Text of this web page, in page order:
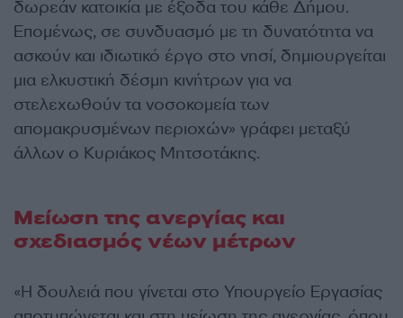
δωρεάν κατοικία με έξοδα του κάθε Δήμου.
Επομένως, σε συνδυασμό με τη δυνατότητα να
ασκούν και ιδιωτικό έργο στο νησί, δημιουργείται
μια ελκυστική δέσμη κινήτρων για να
στελεχωθούν τα νοσοκομεία των
απομακρυσμένων περιοχών» γράφει μεταξύ
άλλων ο Κυριάκος Μητσοτάκης.
Μείωση της ανεργίας και
σχεδιασμός νέων μέτρων
«Η δουλειά που γίνεται στο Υπουργείο Εργασίας